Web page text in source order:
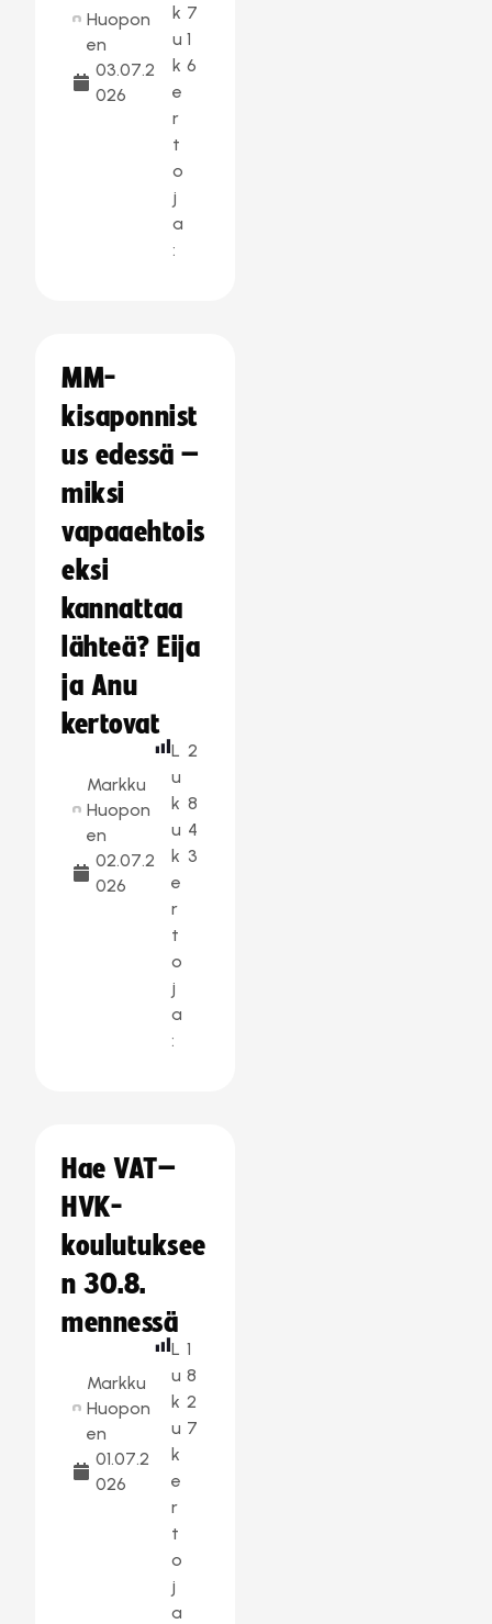
Huopon
en
03.07.2
026
k
u
k
e
r
t
o
j
a
:
7
1
6
MM-
kisaponnist
us edessä –
miksi
vapaaehtois
eksi
kannattaa
lähteä? Eija
ja Anu
kertovat
Markku
Huopon
en
02.07.2
026
L
u
k
u
k
e
r
t
o
j
a
:
2
8
4
3
Hae VAT–
HVK-
koulutuksee
n 30.8.
mennessä
Markku
Huopon
en
01.07.2
026
L
u
k
u
k
e
r
t
o
j
a
1
8
2
7